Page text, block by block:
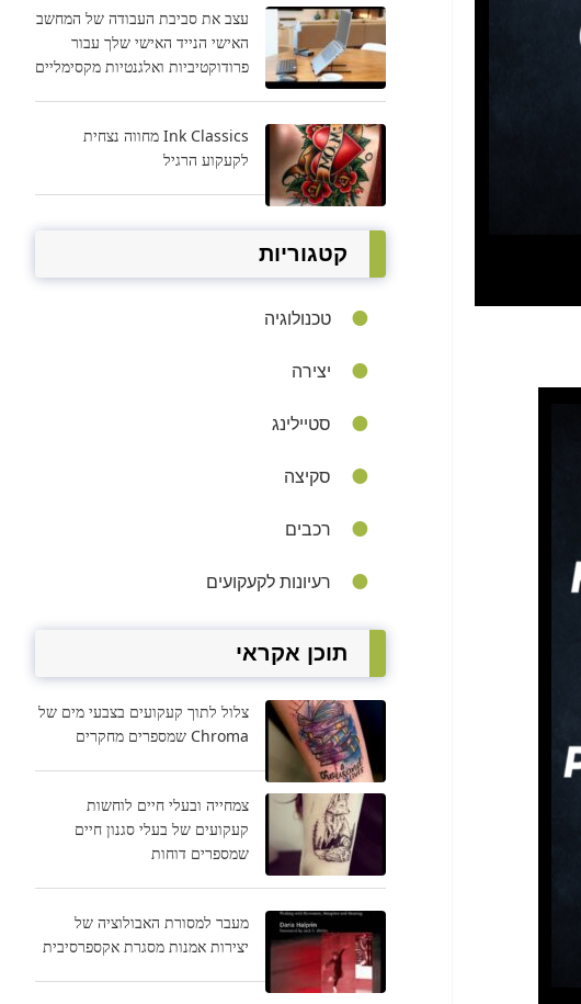
עצב את סביבת העבודה של המחשב
האישי הנייד האישי שלך עבור
פרודוקטיביות ואלגנטיות מקסימליים
Ink Classics מחווה נצחית
לקעקוע הרגיל
קטגוריות
טכנולוגיה
יצירה
סטיילינג
סקיצה
רכבים
רעיונות לקעקועים
תוכן אקראי
צלול לתוך קעקועים בצבעי מים של
Chroma שמספרים מחקרים
צמחייה ובעלי חיים לוחשות
קעקועים של בעלי סגנון חיים
שמספרים דוחות
מעבר למסורת האבולוציה של
יצירות אמנות מסגרת אקספרסיבית